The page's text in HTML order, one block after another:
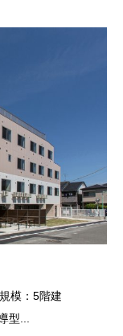
規模：5階建
型...